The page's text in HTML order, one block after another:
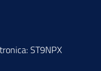
ST9NPX